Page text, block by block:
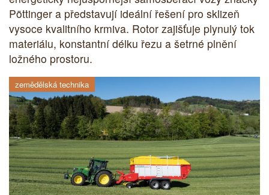
Pöttinger a představují ideální řešení pro sklizeň
vysoce kvalitního krmiva. Rotor zajišťuje plynulý tok
materiálu, konstantní délku řezu a šetrné plnění
ložného prostoru.
zemědělská technika